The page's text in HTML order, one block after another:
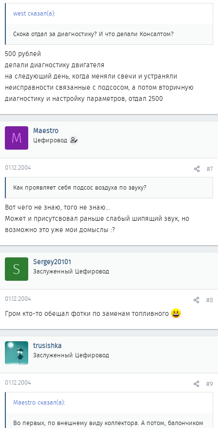
west сказал(а):
Скока отдал за диагностику? И что делали Консалтом?
500 рублей
делали диагностику двигателя
на следующий день, когда меняли свечи и устраняли
неисправности связанные с подсосом, а потом вторичную
диагностику и настройку параметров, отдал 2500
M Maestro
Цефировод
01.12.2004 #7
Как проявляет себя подсос воздуха по звуку?
Вот чего не знаю, того не знаю...
Может и присутсвовал раньше слабый шипящий звук, но
возможно это уже мои домыслы :?
S Sergey20101
Заслуженный Цефировод
01.12.2004 #8
Гром кто-то обещал фотки по заменам топливного
trusishka
Заслуженный Цефировод
01.12.2004 #9
Maestro сказал(а):
Во первых, по внешнему виду коллектора. А потом, балончиком